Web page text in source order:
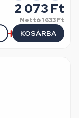
2 073 Ft
Nettó1 633 Ft
KOSÁRBA